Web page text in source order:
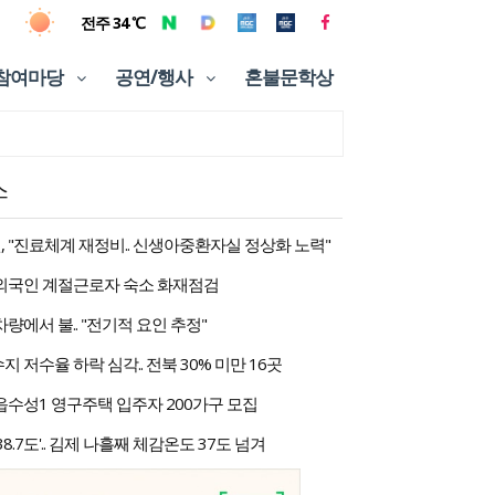
전주 34 ℃
여마당 공연/행사 혼불문학상
"진료체계 재정비.. 신생아중환자실 정상화 노력"
국인 계절근로자 숙소 화재점검
량에서 불.. "전기적 요인 추정"
저수율 하락 심각.. 전북 30% 미만 16곳
수성1 영구주택 입주자 200가구 모집
도'.. 김제 나흘째 체감온도 37도 넘겨